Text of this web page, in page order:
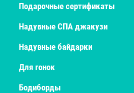
Подарочные сертификаты
Надувные СПА джакузи
Надувные байдарки
Для гонок
Бодиборды